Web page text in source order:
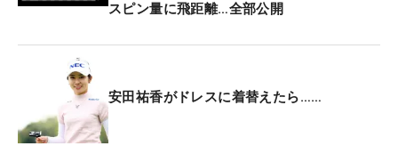
スピン量に飛距離…全部公開
安田祐香がドレスに着替えたら……